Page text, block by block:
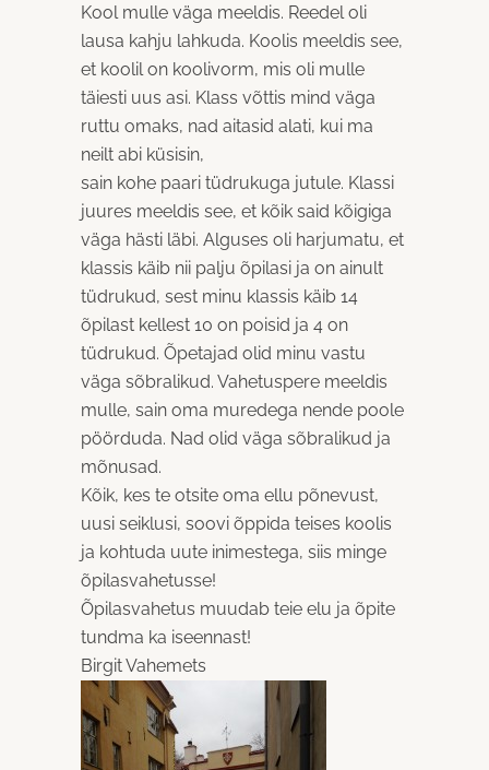
Kool mulle väga meeldis. Reedel oli
lausa kahju lahkuda. Koolis meeldis see,
et koolil on koolivorm, mis oli mulle
täiesti uus asi. Klass võttis mind väga
ruttu omaks, nad aitasid alati, kui ma
neilt abi küsisin,
sain kohe paari tüdrukuga jutule. Klassi
juures meeldis see, et kõik said kõigiga
väga hästi läbi. Alguses oli harjumatu, et
klassis käib nii palju õpilasi ja on ainult
tüdrukud, sest minu klassis käib 14
õpilast kellest 10 on poisid ja 4 on
tüdrukud. Õpetajad olid minu vastu
väga sõbralikud. Vahetuspere meeldis
mulle, sain oma muredega nende poole
pöörduda. Nad olid väga sõbralikud ja
mõnusad.
Kõik, kes te otsite oma ellu põnevust,
uusi seiklusi, soovi õppida teises koolis
ja kohtuda uute inimestega, siis minge
õpilasvahetusse!
Õpilasvahetus muudab teie elu ja õpite
tundma ka iseennast!
Birgit Vahemets